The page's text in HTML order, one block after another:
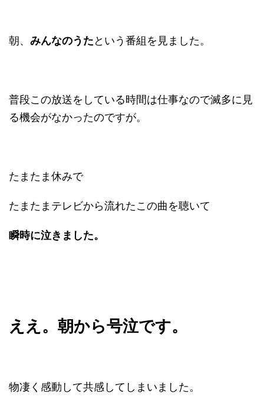
朝、 みんなのうたという番組を見ました。
普段この放送をしている時間は仕事なので滅多に見
る機会がなかったのですが。
たまたま休みで
たまたまテレビから流れたこの曲を聴いて
瞬時に泣きました。
ええ。朝から号泣です。
物凄く感動して共感してしまいました。